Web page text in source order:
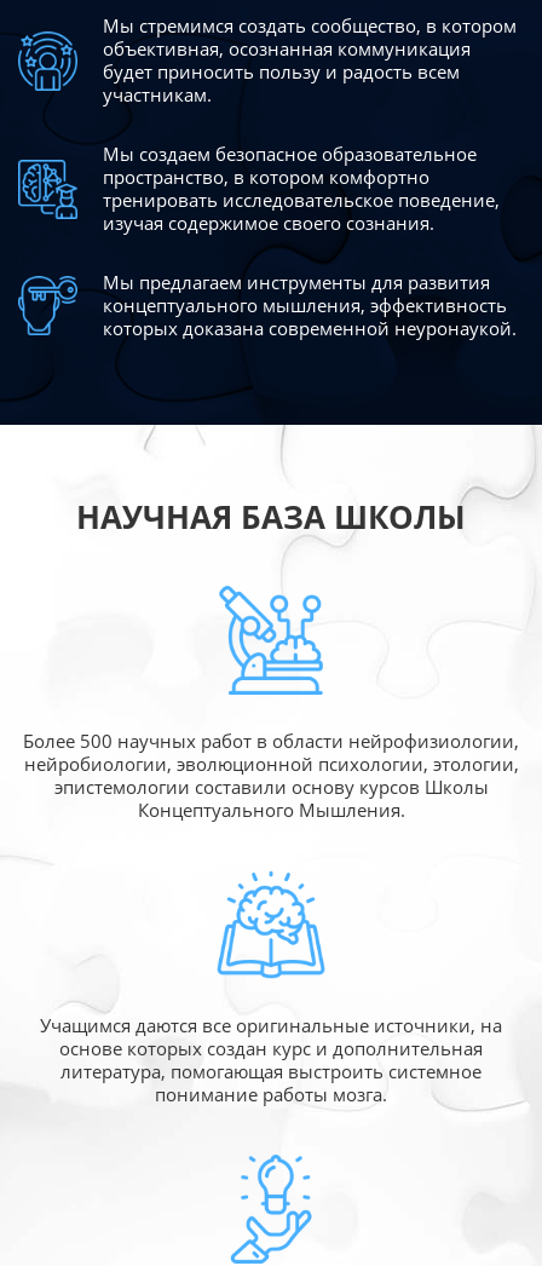
Мы стремимся создать сообщество, в котором
объективная, осознанная коммуникация
будет приносить пользу и радость всем
участникам.
Мы создаем безопасное образовательное
пространство, в котором комфортно
тренировать исследовательское поведение,
изучая содержимое своего сознания.
Мы предлагаем инструменты для развития
концептуального мышления, эффективность
которых доказана современной неуронаукой.
НАУЧНАЯ БАЗА ШКОЛЫ
Более 500 научных работ в области нейрофизиологии,
нейробиологии, эволюционной психологии, этологии,
эпистемологии составили основу курсов Школы
Концептуального Мышления.
Учащимся даются все оригинальные источники, на
основе которых создан курс и дополнительная
литература, помогающая выстроить системное
понимание работы мозга.